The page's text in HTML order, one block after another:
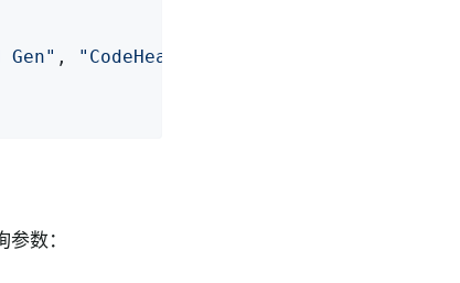
Gen" , "CodeHeap 'non-profiled nmethods'"
数：